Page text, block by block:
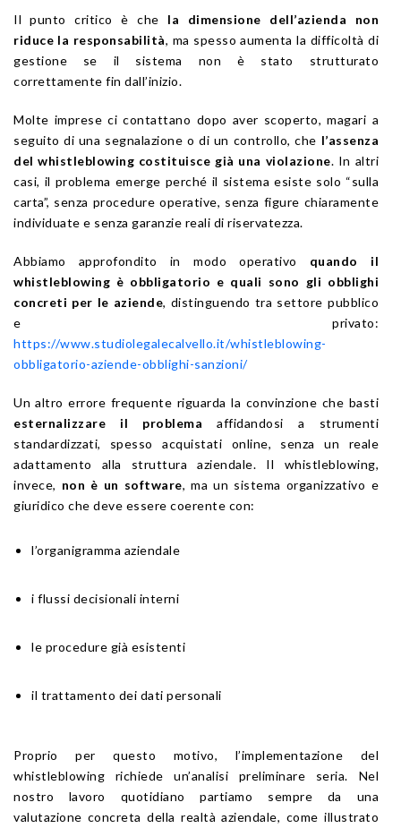
Il punto critico è che la dimensione dell’azienda non
riduce la responsabilità, ma spesso aumenta la difficoltà di
gestione se il sistema non è stato strutturato
correttamente fin dall’inizio.
Molte imprese ci contattano dopo aver scoperto, magari a
seguito di una segnalazione o di un controllo, che l’assenza
del whistleblowing costituisce già una violazione. In altri
casi, il problema emerge perché il sistema esiste solo “sulla
carta”, senza procedure operative, senza figure chiaramente
individuate e senza garanzie reali di riservatezza.
Abbiamo approfondito in modo operativo quando il
whistleblowing è obbligatorio e quali sono gli obblighi
concreti per le aziende, distinguendo tra settore pubblico
e privato:
https://www.studiolegalecalvello.it/whistleblowing-
obbligatorio-aziende-obblighi-sanzioni/
Un altro errore frequente riguarda la convinzione che basti
esternalizzare il problema affidandosi a strumenti
standardizzati, spesso acquistati online, senza un reale
adattamento alla struttura aziendale. Il whistleblowing,
invece, non è un software, ma un sistema organizzativo e
giuridico che deve essere coerente con:
l’organigramma aziendale
i flussi decisionali interni
le procedure già esistenti
il trattamento dei dati personali
Proprio per questo motivo, l’implementazione del
whistleblowing richiede un’analisi preliminare seria. Nel
nostro lavoro quotidiano partiamo sempre da una
valutazione concreta della realtà aziendale, come illustrato